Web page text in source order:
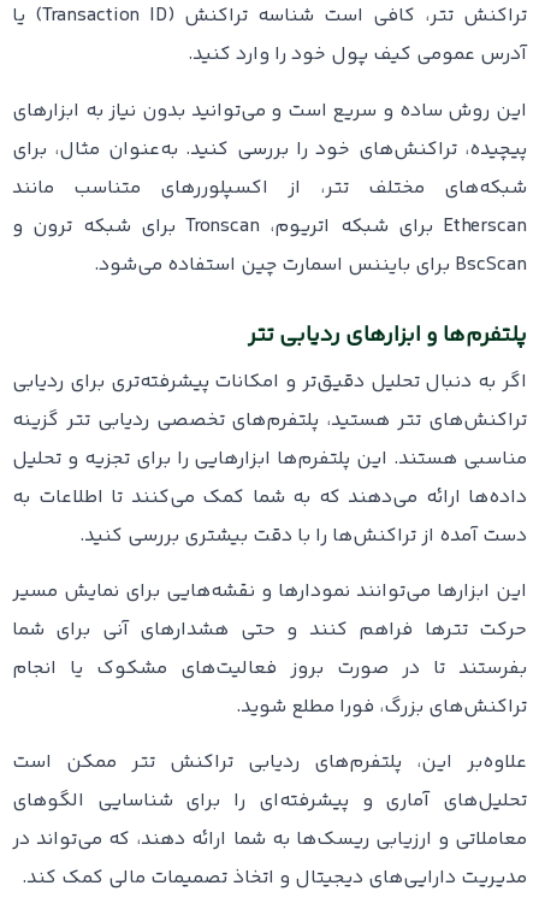
تراکنش‌ تتر، کافی است شناسه تراکنش (Transaction ID) یا
آدرس عمومی کیف پول خود را وارد کنید.
این روش ساده و سریع است و می‌توانید بدون نیاز به ابزارهای
پیچیده، تراکنش‌های خود را بررسی کنید. به‌عنوان مثال، برای
شبکه‌های مختلف تتر، از اکسپلوررهای متناسب مانند
Etherscan برای شبکه اتریوم، Tronscan برای شبکه ترون و
BscScan برای بایننس اسمارت چین استفاده می‌شود.
پلتفرم‌ها و ابزارهای ردیابی تتر
اگر به دنبال تحلیل دقیق‌تر و امکانات پیشرفته‌تری برای ردیابی
تراکنش‌های تتر هستید، پلتفرم‌های تخصصی ردیابی تتر گزینه
مناسبی هستند. این پلتفرم‌ها ابزارهایی را برای تجزیه و تحلیل
داده‌ها ارائه می‌دهند که به شما کمک می‌کنند تا اطلاعات به‌
دست آمده از تراکنش‌ها را با دقت بیشتری بررسی کنید.
این ابزارها می‌توانند نمودارها و نقشه‌هایی برای نمایش مسیر
حرکت تترها فراهم کنند و حتی هشدارهای آنی برای شما
بفرستند تا در صورت بروز فعالیت‌های مشکوک یا انجام
تراکنش‌های بزرگ، فورا مطلع شوید.
علاوه‌بر این، پلتفرم‌های ردیابی تراکنش تتر ممکن است
تحلیل‌های آماری و پیشرفته‌ای را برای شناسایی الگوهای
معاملاتی و ارزیابی ریسک‌ها به شما ارائه دهند، که می‌تواند در
مدیریت دارایی‌های دیجیتال و اتخاذ تصمیمات مالی کمک کند.